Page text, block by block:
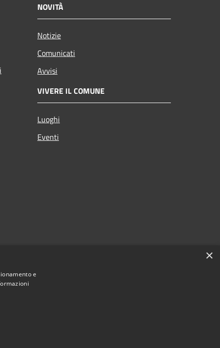
NOVITÀ
Notizie
Comunicati
Avvisi
VIVERE IL COMUNE
Luoghi
Eventi
×
e